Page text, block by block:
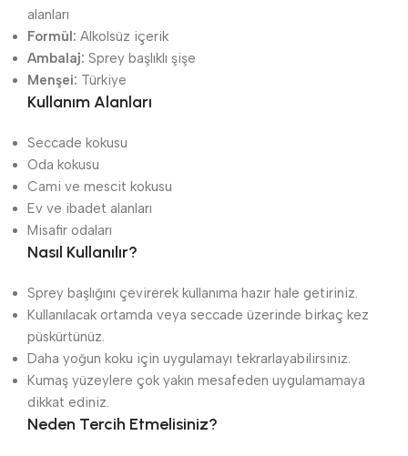
alanları
Formül: Alkolsüz içerik
Ambalaj: Sprey başlıklı şişe
Menşei: Türkiye
Kullanım Alanları
Seccade kokusu
Oda kokusu
Cami ve mescit kokusu
Ev ve ibadet alanları
Misafir odaları
Nasıl Kullanılır?
Sprey başlığını çevirerek kullanıma hazır hale getiriniz.
Kullanılacak ortamda veya seccade üzerinde birkaç kez
püskürtünüz.
Daha yoğun koku için uygulamayı tekrarlayabilirsiniz.
Kumaş yüzeylere çok yakın mesafeden uygulamamaya
dikkat ediniz.
Neden Tercih Etmelisiniz?